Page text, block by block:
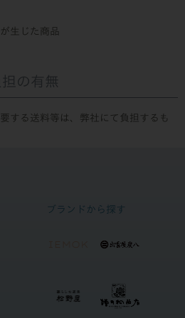
生じた商品
の有無
する送料等は、弊社にて負担するも
ブランドから探す